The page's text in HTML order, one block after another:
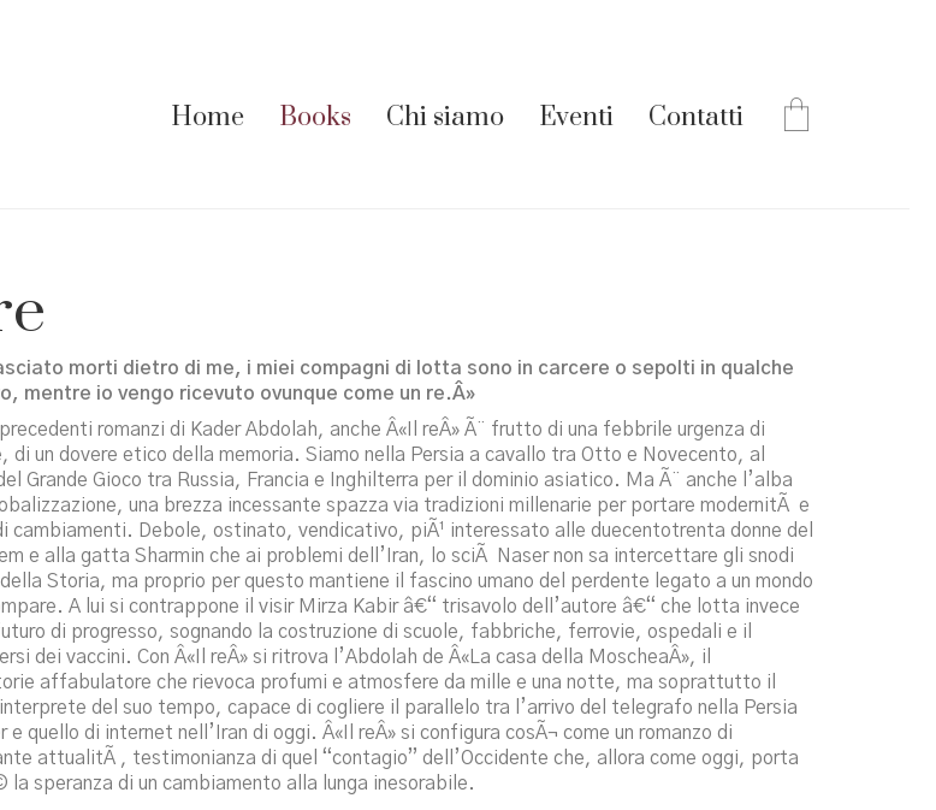
Home Books Chi siamo Eventi Contatti
morti dietro di me, i miei compagni di lotta sono in carcere o sepolti in qualche
mentre io vengo ricevuto ovunque come un re.Â»
romanzi di Kader Abdolah, anche Â«Il reÂ» Ã¨ frutto di una febbrile urgenza di
di un dovere etico della memoria. Siamo nella Persia a cavallo tra Otto e Novecento, al
Grande Gioco tra Russia, Francia e Inghilterra per il dominio asiatico. Ma Ã¨ anche l’alba
una brezza incessante spazza via tradizioni millenarie per portare modernitÃ e
cambiamenti. Debole, ostinato, vendicativo, piÃ¹ interessato alle duecentotrenta donne del
e alla gatta Sharmin che ai problemi dell’Iran, lo sciÃ Naser non sa intercettare gli snodi
Storia, ma proprio per questo mantiene il fascino umano del perdente legato a un mondo
A lui si contrappone il visir Mirza Kabir â€“ trisavolo dell’autore â€“ che lotta invece
di progresso, sognando la costruzione di scuole, fabbriche, ferrovie, ospedali e il
dei vaccini. Con Â«Il reÂ» si ritrova l’Abdolah de Â«La casa della MoscheaÂ», il
affabulatore che rievoca profumi e atmosfere da mille e una notte, ma soprattutto il
del suo tempo, capace di cogliere il parallelo tra l’arrivo del telegrafo nella Persia
e quello di internet nell’Iran di oggi. Â«Il reÂ» si configura cosÃ¬ come un romanzo di
attualitÃ , testimonianza di quel “contagio” dell’Occidente che, allora come oggi, porta
la speranza di un cambiamento alla lunga inesorabile.